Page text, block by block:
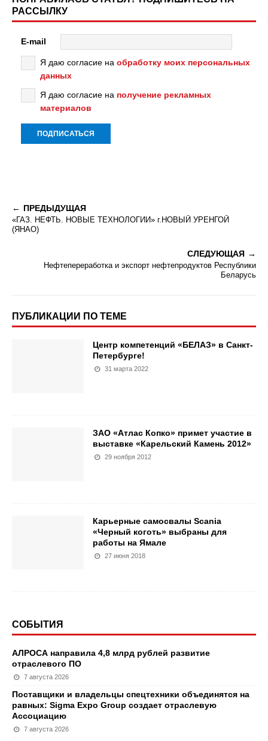
РАССЫЛКУ
E-mail
Я даю согласие на обработку моих персональных
данных
Я даю согласие на получение рекламных
материалов
ПРЕДЫДУЩАЯ
«ГАЗ. НЕФТЬ. НОВЫЕ ТЕХНОЛОГИИ» г.НОВЫЙ УРЕНГОЙ
(ЯНАО)
СЛЕДУЮЩАЯ
Нефтепереработка и экспорт нефтепродуктов Республики
Беларусь
ПУБЛИКАЦИИ ПО ТЕМЕ
Центр компетенций «БЕЛАЗ» в Санкт-
Петербурге!
31 марта 2022
ЗАО «Атлас Копко» примет участие в
выставке «Карельский Камень 2012»
29 ноября 2012
Карьерные самосвалы Scania
«Черный коготь» выбраны для
работы на Ямале
27 июня 2018
СОБЫТИЯ
АЛРОСА направила 4,8 млрд рублей развитие
отраслевого ПО
7 августа 2026
Поставщики и владельцы спецтехники объединятся на
равных: Sigma Expo Group создает отраслевую
Ассоциацию
7 августа 2026